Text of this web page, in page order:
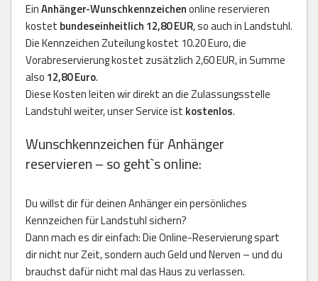
EinAnhänger-Wunschkennzeichenonline reservieren
kostet bundeseinheitlich 12,80 EUR, so auch in Landstuhl.
Die Kennzeichen Zuteilung kostet 10.20 Euro, die
Vorabreservierung kostet zusätzlich 2,60 EUR, in Summe
also 12,80 Euro.
Diese Kosten leiten wir direkt an die Zulassungsstelle
Landstuhl weiter, unser Service ist kostenlos.
Wunschkennzeichen für Anhänger
reservieren – so geht`s online:
Du willst dir für deinen Anhänger ein persönliches
Kennzeichen für Landstuhl sichern?
Dann mach es dir einfach: Die Online-Reservierung spart
dir nicht nur Zeit, sondern auch Geld und Nerven – und du
brauchst dafür nicht mal das Haus zu verlassen.